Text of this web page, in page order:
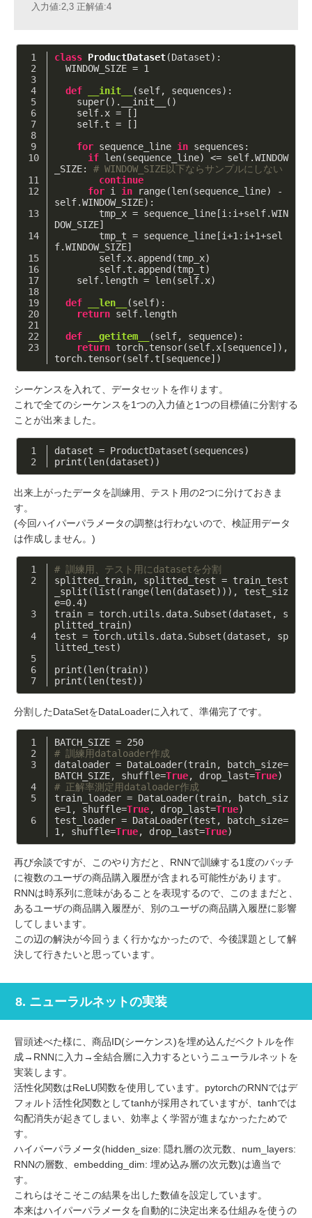
入力値:2,3 正解値:4
class ProductDataset(Dataset) :
  WINDOW_SIZE =
1
def
__init__ (self, sequences) :
    super().__init__()
    self.x = []
    self.t = []
for sequence_line in sequences:
if len(sequence_line) <= self.WINDOW
_SIZE: # WINDOW_SIZE以下ならサンプルにしない
continue
for i in range(len(sequence_line) -
self.WINDOW_SIZE):
DOW_SIZE]
        tmp_t = sequence_line[i+
1 :i+1+sel
f.WINDOW_SIZE]
        self.x.append(tmp_x)
        self.t.append(tmp_t)
    self.length = len(self.x)
def
__len__ (self) :
return self.length
def
__getitem__ (self, sequence) :
return torch.tensor(self.x[sequence]),
torch.tensor(self.t[sequence])
シーケンスを入れて、データセットを作ります。
これで全てのシーケンスを1つの入力値と1つの目標値に分割する
ことが出来ました。
dataset = ProductDataset(sequences)
print(len(dataset))
出来上がったデータを訓練用、テスト用の2つに分けておきま
す。
(今回ハイパーパラメータの調整は行わないので、検証用データ
は作成しません。)
# 訓練用、テスト用にdatasetを分割
splitted_train, splitted_test = train_test
_split(list(range(len(dataset))), test_siz
e=0.4)
train = torch.utils.data.Subset(dataset, s
plitted_train)
test = torch.utils.data.Subset(dataset, sp
litted_test)
print(len(train))
print(len(test))
分割したDataSetをDataLoaderに入れて、準備完了です。
BATCH_SIZE = 250
# 訓練用dataloader作成
dataloader = DataLoader(train, batch_size=
BATCH_SIZE, shuffle=True, drop_last=True)
# 正解率測定用dataloader作成
train_loader = DataLoader(train, batch_siz
e=1 , shuffle=True, drop_last=True)
test_loader = DataLoader(test, batch_size=
1 , shuffle=True, drop_last=True)
再び余談ですが、このやり方だと、RNNで訓練する1度のバッチ
に複数のユーザの商品購入履歴が含まれる可能性があります。
RNNは時系列に意味があることを表現するので、このままだと、
あるユーザの商品購入履歴が、別のユーザの商品購入履歴に影響
してしまいます。
この辺の解決が今回うまく行かなかったので、今後課題として解
決して行きたいと思っています。
8. ニューラルネットの実装
冒頭述べた様に、商品ID(シーケンス)を埋め込んだベクトルを作
成→RNNに入力→全結合層に入力するというニューラルネットを
実装します。
活性化関数はReLU関数を使用しています。pytorchのRNNではデ
フォルト活性化関数としてtanhが採用されていますが、tanhでは
勾配消失が起きてしまい、効率よく学習が進まなかったためで
す。
ハイパーパラメータ(hidden_size: 隠れ層の次元数、num_layers:
RNNの層数、embedding_dim: 埋め込み層の次元数)は適当で
す。
これらはそこそこの結果を出した数値を設定しています。
本来はハイパーパラメータを自動的に決定出来る仕組みを使うの